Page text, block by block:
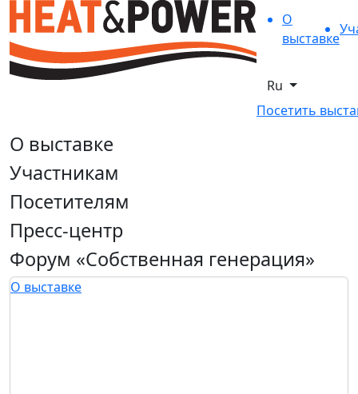
О
выставке
Ru
Посетить
О выставке
Участникам
Посетителям
Пресс-центр
Форум «Собственная генерация»
О выставке